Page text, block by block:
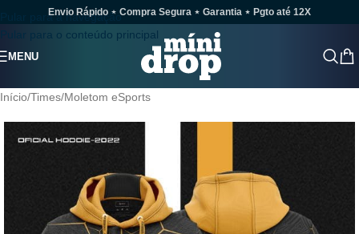
Pular para a navegação
Pular para o conteúdo principal
Envio Rápido ⋆ Compra Segura ⋆ Garantia ⋆ Pgto até 12X
MENU
Início/Times/Moletom eSports